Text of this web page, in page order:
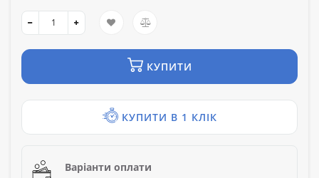
КУПИТИ
КУПИТИ В 1 КЛІК
Варіанти оплати